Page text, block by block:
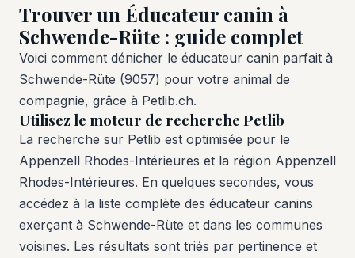
Trouver un Éducateur canin à
Schwende-Rüte : guide complet
Voici comment dénicher le éducateur canin parfait à
Schwende-Rüte (9057) pour votre animal de
compagnie, grâce à Petlib.ch.
Utilisez le moteur de recherche Petlib
La recherche sur Petlib est optimisée pour le
Appenzell Rhodes-Intérieures et la région Appenzell
Rhodes-Intérieures. En quelques secondes, vous
accédez à la liste complète des éducateur canins
exerçant à Schwende-Rüte et dans les communes
voisines. Les résultats sont triés par pertinence et